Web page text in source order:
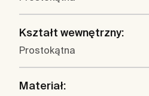
Kształt wewnętrzny:
Prostokątna
Materiał: